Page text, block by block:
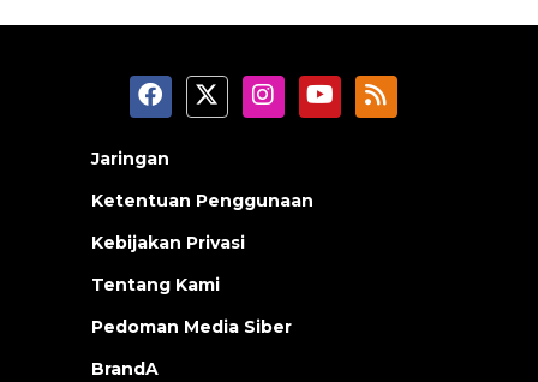
Jaringan
Ketentuan Penggunaan
Kebijakan Privasi
Tentang Kami
Pedoman Media Siber
BrandA